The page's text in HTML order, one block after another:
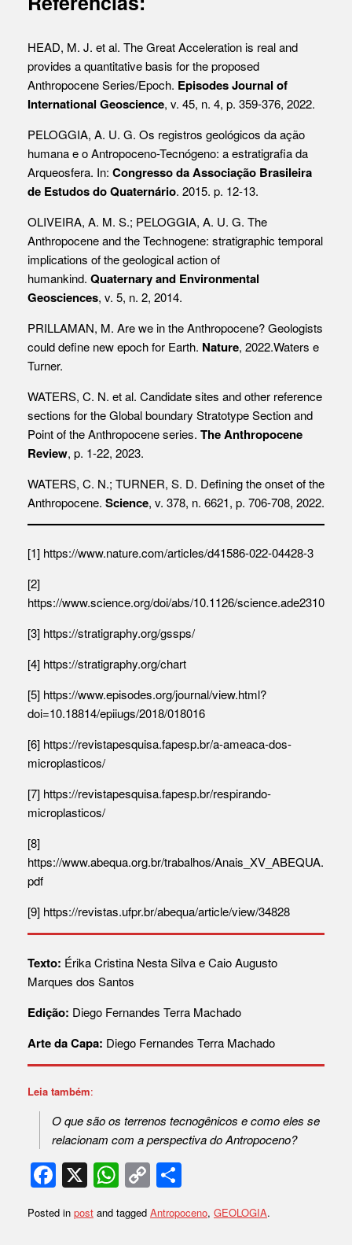
HEAD, M. J. et al. The Great Acceleration is real and
provides a quantitative basis for the proposed
Anthropocene Series/Epoch. Episodes Journal of
International Geoscience, v. 45, n. 4, p. 359-376, 2022.
PELOGGIA, A. U. G. Os registros geológicos da ação
humana e o Antropoceno-Tecnógeno: a estratigrafia da
Arqueosfera. In: Congresso da Associação Brasileira
de Estudos do Quaternário. 2015. p. 12-13.
OLIVEIRA, A. M. S.; PELOGGIA, A. U. G. The
Anthropocene and the Technogene: stratigraphic temporal
implications of the geological action of
humankind. Quaternary and Environmental
Geosciences, v. 5, n. 2, 2014.
PRILLAMAN, M. Are we in the Anthropocene? Geologists
could define new epoch for Earth. Nature, 2022.Waters e
Turner.
WATERS, C. N. et al. Candidate sites and other reference
sections for the Global boundary Stratotype Section and
Point of the Anthropocene series. The Anthropocene
Review, p. 1-22, 2023.
WATERS, C. N.; TURNER, S. D. Defining the onset of the
Anthropocene. Science, v. 378, n. 6621, p. 706-708, 2022.
[1] https://www.nature.com/articles/d41586-022-04428-3
[2]
https://www.science.org/doi/abs/10.1126/science.ade2310
[3] https://stratigraphy.org/gssps/
[4] https://stratigraphy.org/chart
[5] https://www.episodes.org/journal/view.html?
doi=10.18814/epiiugs/2018/018016
[6] https://revistapesquisa.fapesp.br/a-ameaca-dos-
microplasticos/
[7] https://revistapesquisa.fapesp.br/respirando-
microplasticos/
[8]
https://www.abequa.org.br/trabalhos/Anais_XV_ABEQUA.
pdf
[9] https://revistas.ufpr.br/abequa/article/view/34828
Texto: Érika Cristina Nesta SilvaeCaio Augusto
Marques dos Santos
Edição: Diego Fernandes Terra Machado
Arte da Capa: Diego Fernandes Terra Machado
Leia também:
O que são os terrenos tecnogênicos e como eles se
relacionam com a perspectiva do Antropoceno?
F
a
c
X W
at
C
o
p ar
Posted in post and tagged Antropoceno, GEOLOGIA.